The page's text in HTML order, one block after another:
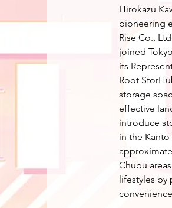
Hirokazu
pioneering
Rise Co.,
joined
its
Root
storage
effective
introduce
in the
Chubu
lifestyles by